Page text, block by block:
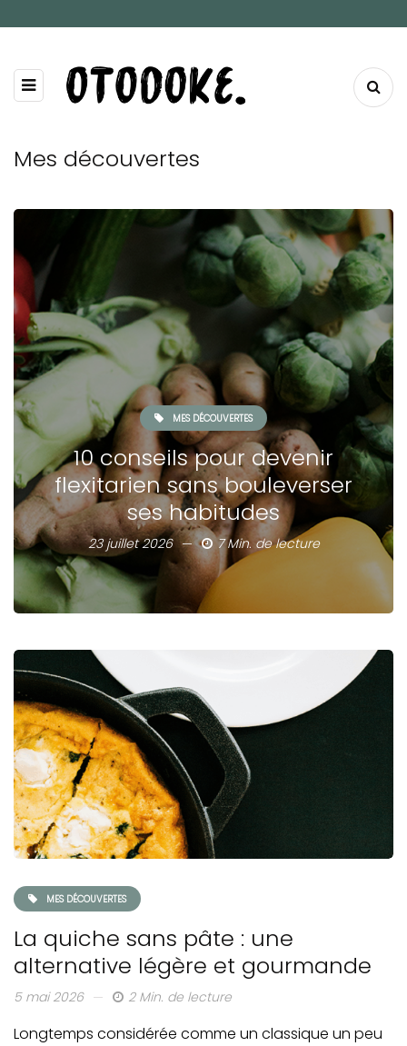
Mes découvertes
MES DÉCOUVERTES
10 conseils pour devenir
flexitarien sans bouleverser
ses habitudes
23 juillet 2026 7 Min. de lecture
MES DÉCOUVERTES
La quiche sans pâte : une
alternative légère et gourmande
5 mai 2026 2 Min. de lecture
Longtemps considérée comme un classique un peu